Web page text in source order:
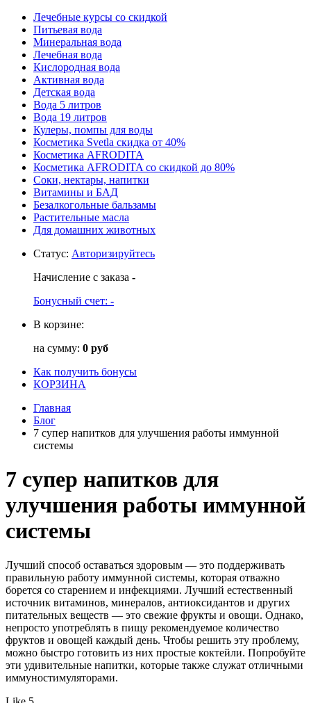
Лечебные курсы со скидкой
Питьевая вода
Минеральная вода
Лечебная вода
Кислородная вода
Активная вода
Детская вода
Вода 5 литров
Вода 19 литров
Кулеры, помпы для воды
Косметика Svetla скидка от 40%
Косметика AFRODITA
Косметика AFRODITA со скидкой до 80%
Соки, нектары, напитки
Витамины и БАД
Безалкогольные бальзамы
Растительные масла
Для домашних животных
Статус: Авторизируйтесь
Начисление с заказа -
Бонусный счет: -
В корзине:
на сумму: 0 руб
Как получить бонусы
КОРЗИНА
Главная
Блог
7 супер напитков для улучшения работы иммунной
системы
7 супер напитков для
улучшения работы иммунной
системы
Лучший способ оставаться здоровым — это поддерживать
правильную работу иммунной системы, которая отважно
борется со старением и инфекциями. Лучший естественный
источник витаминов, минералов, антиоксидантов и других
питательных веществ — это свежие фрукты и овощи. Однако,
непросто употреблять в пищу рекомендуемое количество
фруктов и овощей каждый день. Чтобы решить эту проблему,
можно быстро готовить из них простые коктейли. Попробуйте
эти удивительные напитки, которые также служат отличными
иммуностимуляторами.